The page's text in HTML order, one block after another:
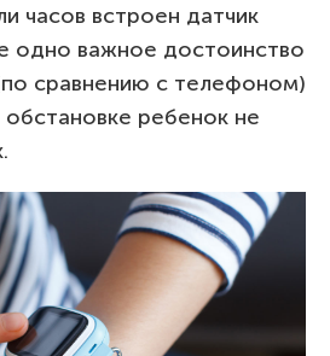
часов встроен датчик
одно важное достоинство
сравнению с телефоном)
ребенок не